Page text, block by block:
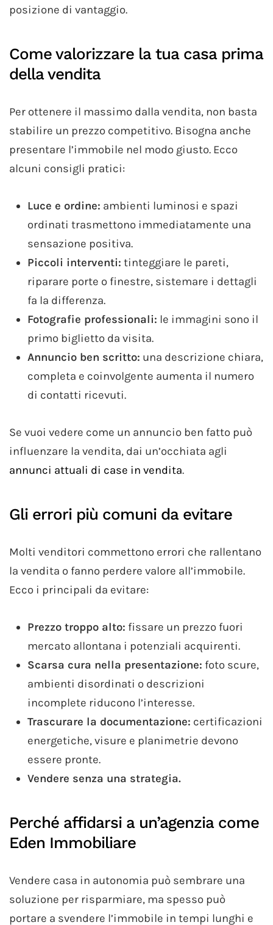
posizione di vantaggio.
Come valorizzare la tua casa prima
della vendita
Per ottenere il massimo dalla vendita, non basta
stabilire un prezzo competitivo. Bisogna anche
presentare l’immobile nel modo giusto. Ecco
alcuni consigli pratici:
Luce e ordine: ambienti luminosi e spazi
ordinati trasmettono immediatamente una
sensazione positiva.
Piccoli interventi: tinteggiare le pareti,
riparare porte o finestre, sistemare i dettagli
fa la differenza.
Fotografie professionali: le immagini sono il
primo biglietto da visita.
Annuncio ben scritto: una descrizione chiara,
completa e coinvolgente aumenta il numero
di contatti ricevuti.
Se vuoi vedere come un annuncio ben fatto può
influenzare la vendita, dai un’occhiata agli
annunci attuali di case in vendita.
Gli errori più comuni da evitare
Molti venditori commettono errori che rallentano
la vendita o fanno perdere valore all’immobile.
Ecco i principali da evitare:
Prezzo troppo alto: fissare un prezzo fuori
mercato allontana i potenziali acquirenti.
Scarsa cura nella presentazione: foto scure,
ambienti disordinati o descrizioni
incomplete riducono l’interesse.
Trascurare la documentazione: certificazioni
energetiche, visure e planimetrie devono
essere pronte.
Vendere senza una strategia.
Perché affidarsi a un’agenzia come
Eden Immobiliare
Vendere casa in autonomia può sembrare una
soluzione per risparmiare, ma spesso può
portare a svendere l’immobile in tempi lunghi e